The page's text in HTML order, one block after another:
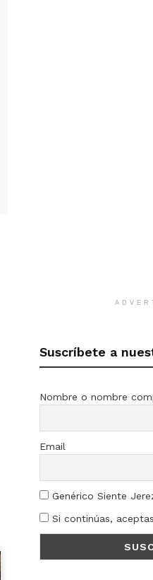
Suscríbete a
Nombre o nombre
Email
Genérico Siente
Si continúas,